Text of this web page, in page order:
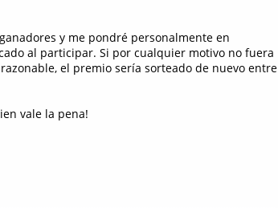
y me pondré personalmente en
al participar. Si por cualquier motivo no fuera
el premio sería sorteado de nuevo entre
vale la pena!